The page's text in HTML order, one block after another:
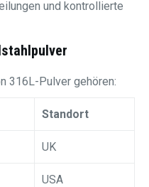
und kontrollierte
316L-Pulver gehören:
Standort
UK
USA